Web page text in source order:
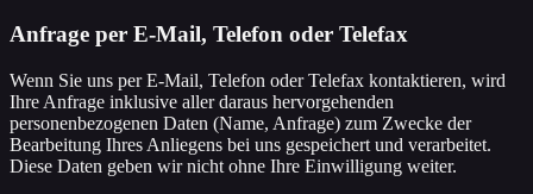
Anfrage per E-Mail, Telefon oder Telefax
Wenn Sie uns per E-Mail, Telefon oder Telefax kontaktieren, wird
Ihre Anfrage inklusive aller daraus hervorgehenden
personenbezogenen Daten (Name, Anfrage) zum Zwecke der
Bearbeitung Ihres Anliegens bei uns gespeichert und verarbeitet.
Diese Daten geben wir nicht ohne Ihre Einwilligung weiter.